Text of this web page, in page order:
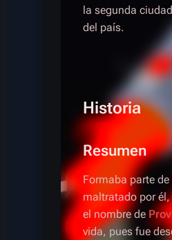
la segunda
del país.
Historia
Resumen
Formaba parte de
maltratado por
el nombre de
vida, pues fue